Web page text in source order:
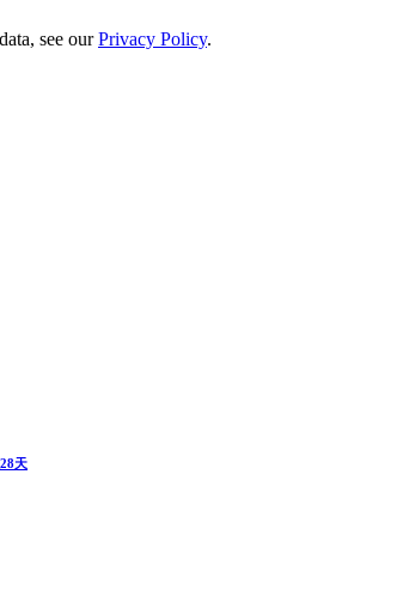
see ourPrivacy Policy.
天